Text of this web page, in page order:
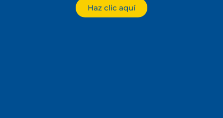
Haz clic aquí